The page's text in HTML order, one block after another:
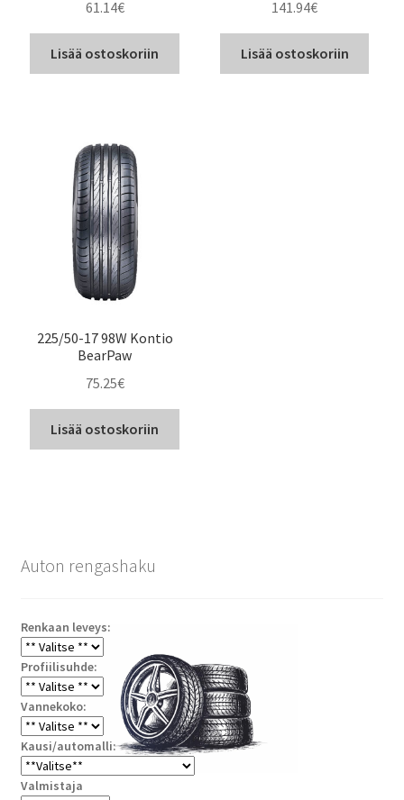
61.14€
Lisää ostoskoriin
141.94€
Lisää ostoskoriin
225/50-17 98W Kontio
BearPaw
75.25€
Lisää ostoskoriin
Auton rengashaku
Renkaan leveys:
Profiilisuhde:
Vannekoko:
Kausi/automalli:
Valmistaja